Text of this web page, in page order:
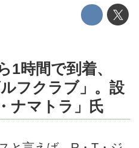
1時間で到着、
フクラブ」。設
ナマトラ」氏